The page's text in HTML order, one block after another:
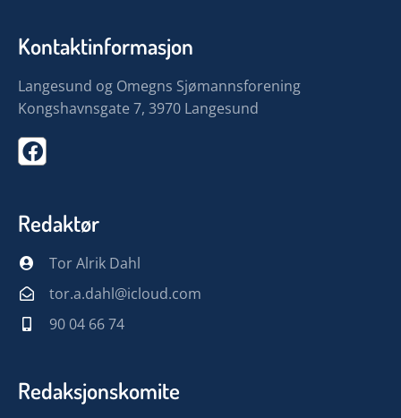
Kontaktinformasjon
Langesund og Omegns Sjømannsforening
Kongshavnsgate 7, 3970 Langesund
Redaktør
Tor Alrik Dahl
tor.a.dahl@icloud.com
90 04 66 74
Redaksjonskomite